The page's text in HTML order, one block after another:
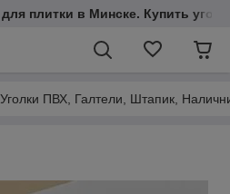
плитки в Минске. Купить
Уголки ПВХ, Галтели, Штапик,